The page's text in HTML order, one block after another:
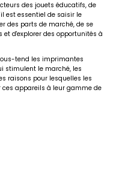
des jouets éducatifs, de
est essentiel de saisir le
des parts de marché, de se
d'explorer des opportunités à
tend les imprimantes
stimulent le marché, les
raisons pour lesquelles les
appareils à leur gamme de